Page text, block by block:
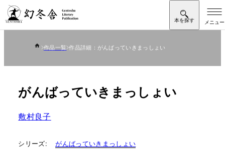
作品一覧 作品詳細：がんばっていきまっしょい
がんばっていきまっしょい
敷村良子
シリーズ: がんばっていきまっしょい